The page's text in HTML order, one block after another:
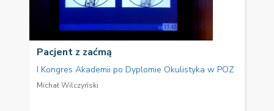
Pacjent z zaćmą
I Kongres Akademii po Dyplomie Okulistyka w POZ
Michał Wilczyński